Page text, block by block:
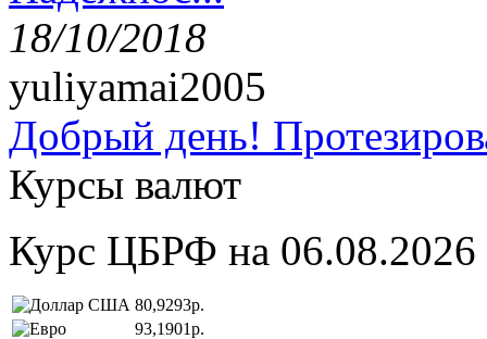
18/10/2018
yuliyamai2005
Добрый день!
Курсы валют
Курс ЦБРФ на 06.08.2026
80,9293р.
93,1901р.